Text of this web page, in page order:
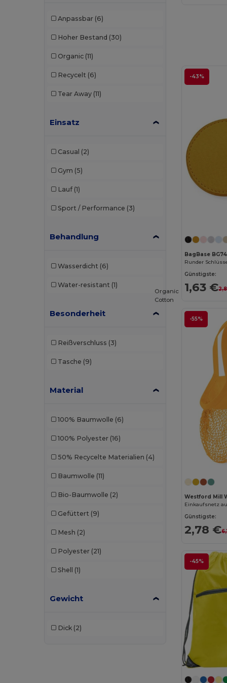
Anpassbar (6)
Hoher Bestand (30)
Organic (11)
Recycelt (6)
Tear Away (11)
Einsatz
Casual (2)
Gym (5)
Lauf (1)
Sport / Performance (3)
Behandlung
Wasserdicht (6)
Water-resistant (1)
Besonderheit
Reißverschluss (3)
Tasche (9)
Material
100% Baumwolle (6)
100% Polyester (16)
50% Recycelte Materialien (4)
Baumwolle (11)
Bio-Baumwolle (2)
Gefüttert (9)
Mesh (2)
Polyester (21)
Shell (1)
Gewicht
Dick (2)
-43%
BagBase
Runder
Günstigste:
1,63 €
-55%
Organic
Cotton
Westford Mill
Einkaufsnetz
Günstigste:
2,78 €
-45%